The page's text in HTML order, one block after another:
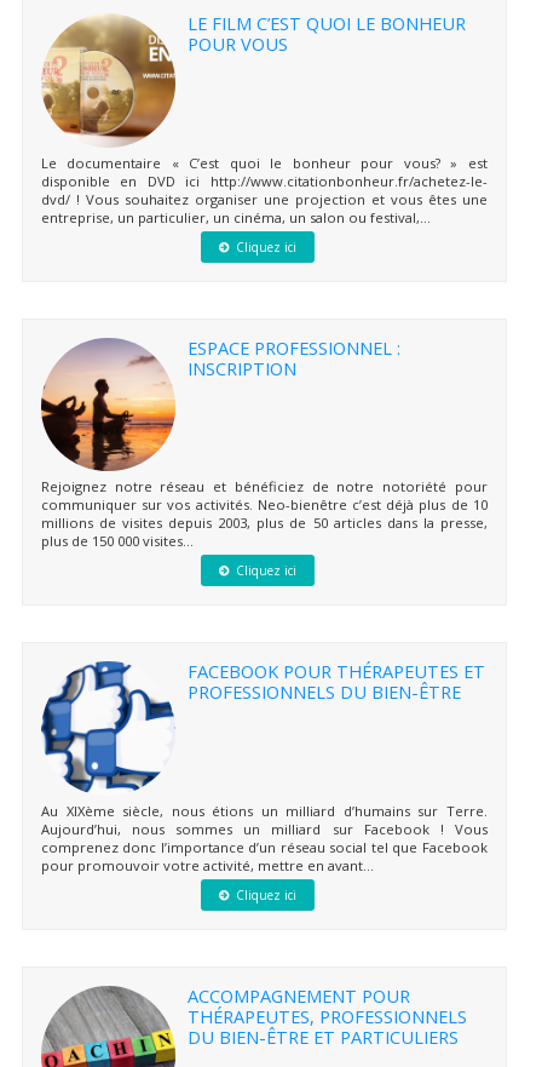
LE FILM C’EST QUOI LE BONHEUR
POUR VOUS
Le documentaire « C’est quoi le bonheur pour vous? » est
disponible en DVD ici http://www.citationbonheur.fr/achetez-le-
dvd/ ! Vous souhaitez organiser une projection et vous êtes une
entreprise, un particulier, un cinéma, un salon ou festival,...
Cliquez ici
ESPACE PROFESSIONNEL :
INSCRIPTION
Rejoignez notre réseau et bénéficiez de notre notoriété pour
communiquer sur vos activités. Neo-bienêtre c’est déjà plus de 10
millions de visites depuis 2003, plus de 50 articles dans la presse,
plus de 150 000 visites...
Cliquez ici
FACEBOOK POUR THÉRAPEUTES ET
PROFESSIONNELS DU BIEN-ÊTRE
Au XIXème siècle, nous étions un milliard d’humains sur Terre.
Aujourd’hui, nous sommes un milliard sur Facebook ! Vous
comprenez donc l’importance d’un réseau social tel que Facebook
pour promouvoir votre activité, mettre en avant...
Cliquez ici
ACCOMPAGNEMENT POUR
THÉRAPEUTES, PROFESSIONNELS
DU BIEN-ÊTRE ET PARTICULIERS